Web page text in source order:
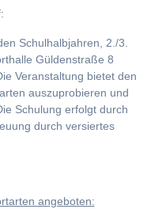
Schulhalbjahren, 2./3.
Güldenstraße 8
Veranstaltung bietet den
auszuprobieren und
Schulung erfolgt durch
durch versiertes
angeboten: